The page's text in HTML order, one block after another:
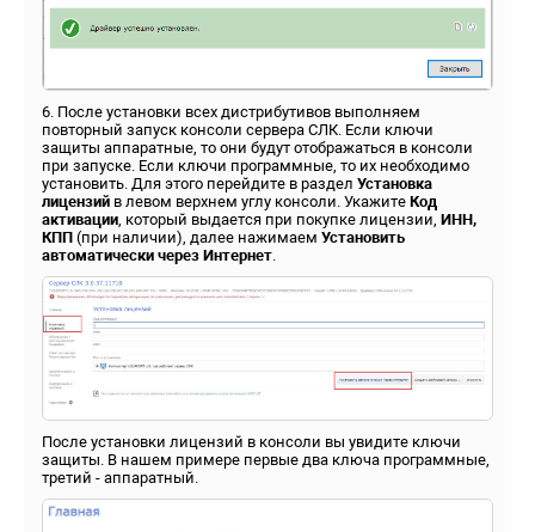
6. После установки всех дистрибутивов выполняем
повторный запуск консоли сервера СЛК. Если ключи
защиты аппаратные, то они будут отображаться в консоли
при запуске. Если ключи программные, то их необходимо
установить. Для этого перейдите в раздел Установка
лицензий в левом верхнем углу консоли. Укажите Код
активации, который выдается при покупке лицензии, ИНН,
КПП (при наличии), далее нажимаем Установить
автоматически через Интернет.
После установки лицензий в консоли вы увидите ключи
защиты. В нашем примере первые два ключа программные,
третий - аппаратный.